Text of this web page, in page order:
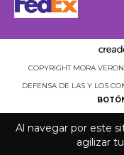
Al navegar por este
agilizar
COPYRIGHT MORA
DEFENSA DE LAS Y LOS